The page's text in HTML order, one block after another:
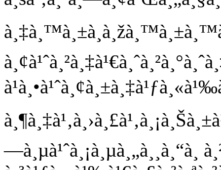
—à¸µà¹ˆà¸¡à¸µà¸„à¸¸à¸“à¸